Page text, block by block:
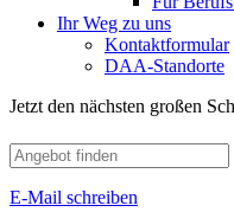
Ihr Weg zu uns
Kontaktformular
DAA-Standorte
Jetzt den nächsten großen
E-Mail schreiben